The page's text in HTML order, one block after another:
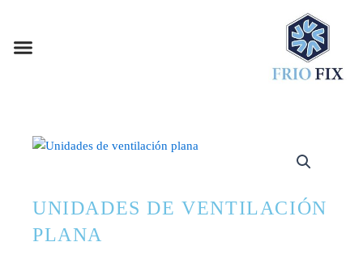
contenido
Menu
UNIDADES DE VENTILACIÓN
PLANA